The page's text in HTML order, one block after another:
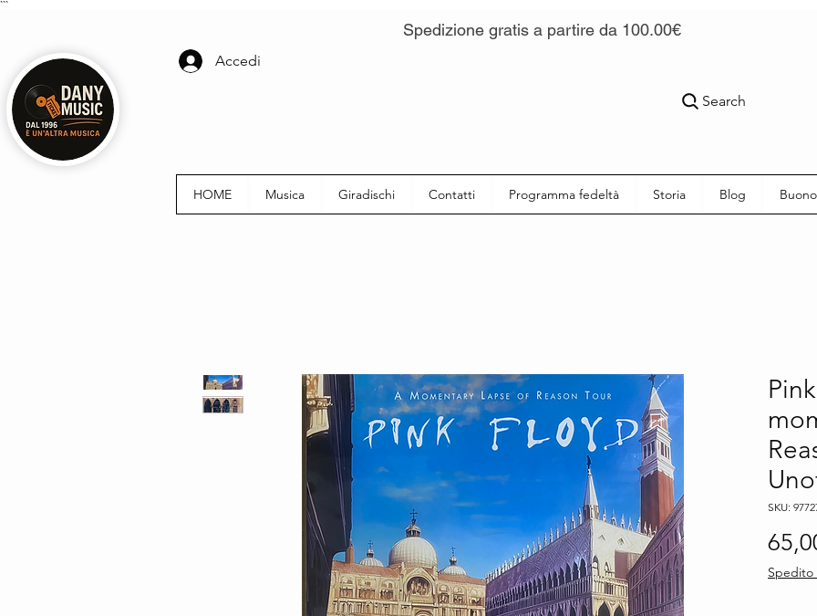
```
Spedizione gratis a partire da 100.00€
Accedi
Search
HOME Musica Giradischi Contatti Programma fedeltà Storia Blog
SKU:
Spedito